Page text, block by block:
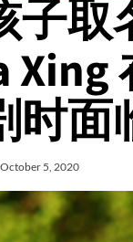
子取
Xing
时面
October 5, 2020